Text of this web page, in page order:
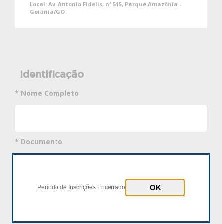
Local: Av. Antonio Fidelis, nº 515, Parque Amazônia –
Goiânia/GO
Identificação
* Nome Completo
* Documento
* Número Documento
Período de Inscrições Encerrado